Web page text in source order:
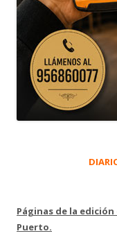
Páginas de la
Puerto.